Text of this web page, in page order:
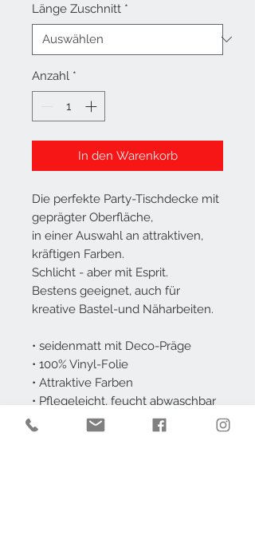
Länge Zuschnitt *
Anzahl *
In den Warenkorb
Die perfekte Party-Tischdecke mit
geprägter Oberfläche,
in einer Auswahl an attraktiven,
kräftigen Farben.
Schlicht - aber mit Esprit.
Bestens geeignet, auch für
kreative Bastel-und Näharbeiten.
• seidenmatt mit Deco-Präge
• 100% Vinyl-Folie
• Attraktive Farben
• Pflegeleicht, feucht abwaschbar
• Fleckunempfindlich